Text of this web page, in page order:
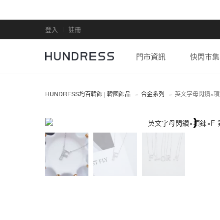
登入 註冊
門市資訊 快閃市集
HUNDRESS均百韓飾 | 韓國飾品 合金系列 英文字母閃鑽×